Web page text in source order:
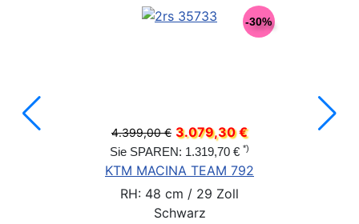
-30%
4.399,00 € 3.079,30 €
Sie SPAREN: 1.319,70 € *)
KTM MACINA TEAM 792
RH: 48 cm / 29 Zoll
Schwarz